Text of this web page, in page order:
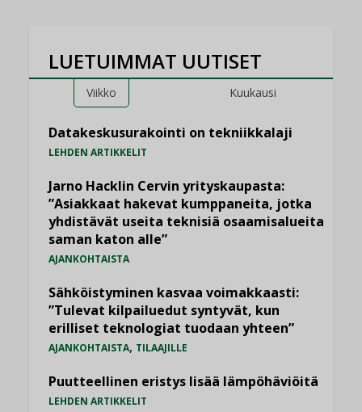
LUETUIMMAT UUTISET
Viikko Kuukausi
Datakeskusurakointi on tekniikkalaji
LEHDEN ARTIKKELIT
Jarno Hacklin Cervin yrityskaupasta:
”Asiakkaat hakevat kumppaneita, jotka
yhdistävät useita teknisiä osaamisalueita
saman katon alle”
AJANKOHTAISTA
Sähköistyminen kasvaa voimakkaasti:
”Tulevat kilpailuedut syntyvät, kun
erilliset teknologiat tuodaan yhteen”
AJANKOHTAISTA, TILAAJILLE
Puutteellinen eristys lisää lämpöhäviöitä
LEHDEN ARTIKKELIT